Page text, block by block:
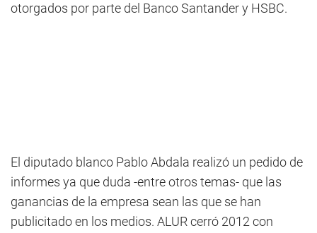
otorgados por parte del Banco Santander y HSBC.
El diputado blanco Pablo Abdala realizó un pedido de
informes ya que duda -entre otros temas- que las
ganancias de la empresa sean las que se han
publicitado en los medios. ALUR cerró 2012 con